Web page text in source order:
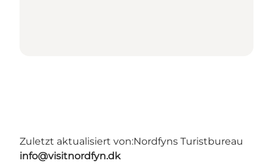
Zuletzt aktualisiert von:Nordfyns Turistbureau
info@visitnordfyn.dk